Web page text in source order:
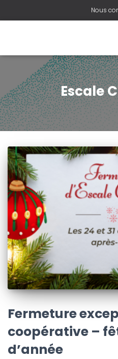
Nous
Escale
Fermeture
coopérative –
d’année